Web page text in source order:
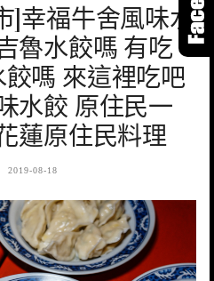
]幸福牛舍風味水
魯水餃嗎 有吃
嗎 來這裡吃吧
水餃 原住民一
蓮原住民料理
2019-08-18